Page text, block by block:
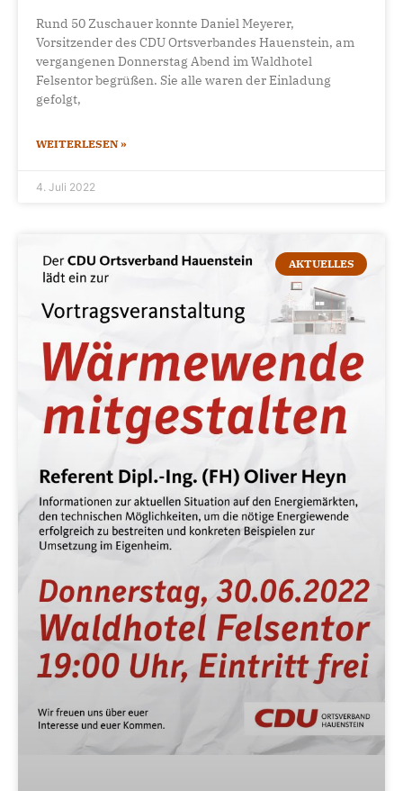
Rund 50 Zuschauer konnte Daniel Meyerer,
Vorsitzender des CDU Ortsverbandes Hauenstein, am
vergangenen Donnerstag Abend im Waldhotel
Felsentor begrüßen. Sie alle waren der Einladung
gefolgt,
WEITERLESEN »
4. Juli 2022
AKTUELLES